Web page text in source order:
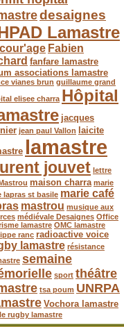
desaignes
Lamastre
Fabien
fanfare lamastre
associations lamastre
vianes brun guillaume grand
elisee charra Hôpital
jacques
jean paul Vallon
laicite
lamastre
jouvet lettre
maison charra marie
lapras st basile marie café
mastrou musique aux
médiévale Desaignes Office
lamastre OMC lamastre
ranc radioactive voice
lamastre résistance
semaine
sport théâtre
tsa poum UNRPA
Vochora lamastre
rugby lamastre